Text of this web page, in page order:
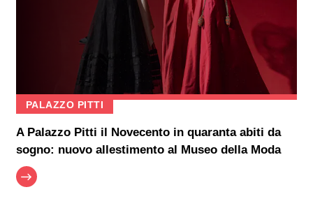
PALAZZO PITTI
A Palazzo Pitti il Novecento in quaranta abiti da
sogno: nuovo allestimento al Museo della Moda